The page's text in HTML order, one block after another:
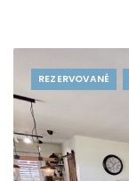
REZERVOVANÉ